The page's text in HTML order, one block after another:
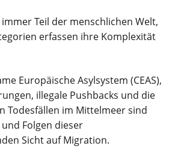
Teil der menschlichen Welt,
erfassen ihre Komplexität
Europäische Asylsystem (CEAS),
illegale Pushbacks und die
Todesfällen im Mittelmeer sind
Folgen dieser
Sicht auf Migration.